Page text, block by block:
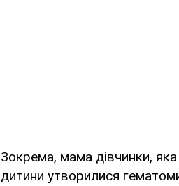
Зокрема, мама дівчинки,
дитини утворилися